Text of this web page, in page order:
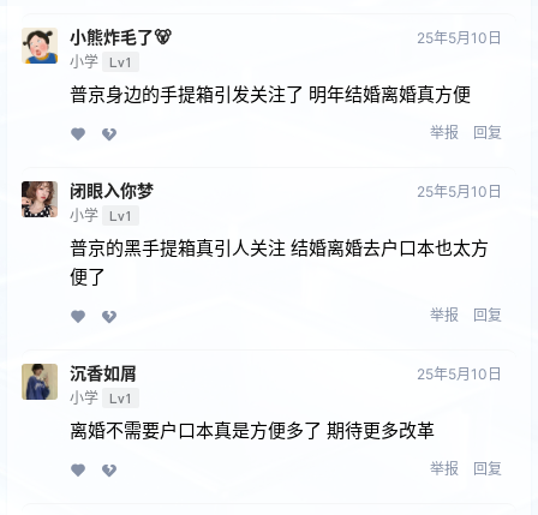
小熊炸毛了🐻
小学 Lv1
25年5月10日
普京身边的手提箱引发关注了 明年结婚离婚真方便
举报 回复
闭眼⼊你梦
小学 Lv1
25年5月10日
普京的黑手提箱真引人关注 结婚离婚去户口本也太方
便了
举报 回复
沉香如屑
小学 Lv1
25年5月10日
离婚不需要户口本真是方便多了 期待更多改革
举报 回复